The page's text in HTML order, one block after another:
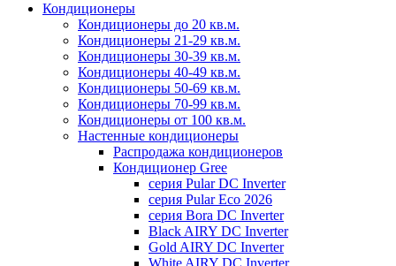
Кондиционеры
Кондиционеры до 20 кв.м.
Кондиционеры 21-29 кв.м.
Кондиционеры 30-39 кв.м.
Кондиционеры 40-49 кв.м.
Кондиционеры 50-69 кв.м.
Кондиционеры 70-99 кв.м.
Кондиционеры от 100 кв.м.
Настенные кондиционеры
Распродажа кондиционеров
Кондиционер Gree
серия Pular DC Inverter
серия Pular Eco 2026
серия Bora DC Inverter
Black AIRY DC Inverter
Gold AIRY DC Inverter
White AIRY DC Inverter